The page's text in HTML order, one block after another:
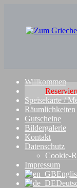
Willkommen
Speisekarte /
Räumlichkeiten
Gutscheine
Bildergalerie
Kontakt
Datenschutz
Cookie-
Impressum